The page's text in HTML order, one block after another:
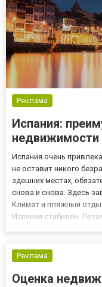
Реклама
Испания:
недвижимости
Испания очень
не оставит никого
здешних местах,
снова и снова. Здесь
Климат и пляжный
Испании стабилен.
Реклама
Оценка